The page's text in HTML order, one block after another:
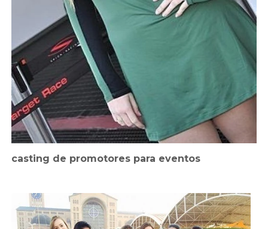
casting de promotores para eventos